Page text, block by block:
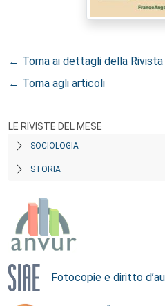
← Torna ai dettagli della Rivista
← Torna agli articoli
LE RIVISTE DEL MESE
SOCIOLOGIA
STORIA
Fotocopie e diritto